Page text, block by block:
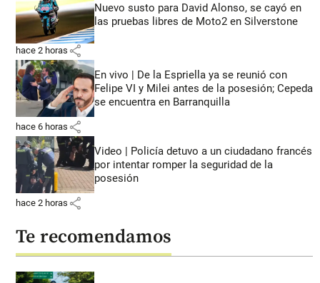
Nuevo susto para David Alonso, se cayó en
las pruebas libres de Moto2 en Silverstone
hace 2 horas share
En vivo | De la Espriella ya se reunió con
Felipe VI y Milei antes de la posesión; Cepeda
se encuentra en Barranquilla
hace 6 horas share
Video | Policía detuvo a un ciudadano francés
por intentar romper la seguridad de la
posesión
hace 2 horas share
Te recomendamos